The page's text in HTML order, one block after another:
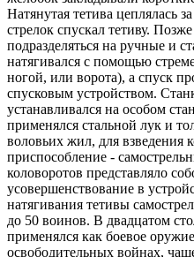
Натянутая тетива цеплялась
стрелок спускал тетиву.
подразделяться на ручные и
натягивался с помощью
ногой, или ворота), а спуск
спусковым устройством.
устанавливался на особом
применялся стальной лук и
воловьих жил, для взведения
приспособление -
коловоротов представляло
усовершенствование в
натягивания тетивы
до 50 воинов. В двадцатом
применялся как боевое
освободительных войнах,